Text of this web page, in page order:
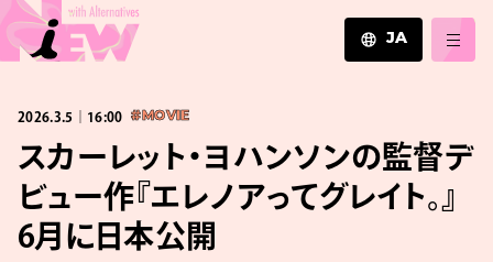
JA
ZH
2026.3.5｜16:00 #MOVIE
スカーレット・ヨハンソンの監督デ
ビュー作『エレノアってグレイト。』
6月に日本公開